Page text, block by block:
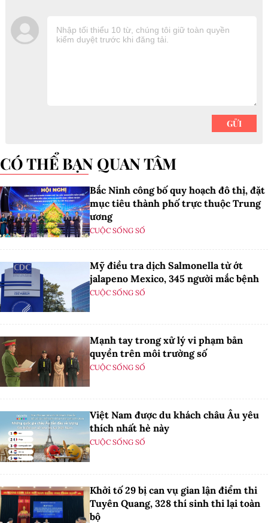
CÓ THỂ BẠN QUAN TÂM
Bắc Ninh công bố quy hoạch đô thị, đặt
mục tiêu thành phố trực thuộc Trung
ương
CUỘC SỐNG SỐ
Mỹ điều tra dịch Salmonella từ ớt
jalapeno Mexico, 345 người mắc bệnh
CUỘC SỐNG SỐ
Mạnh tay trong xử lý vi phạm bản
quyền trên môi trường số
CUỘC SỐNG SỐ
Việt Nam được du khách châu Âu yêu
thích nhất hè này
CUỘC SỐNG SỐ
Khởi tố 29 bị can vụ gian lận điểm thi
Tuyên Quang, 328 thí sinh thi lại toàn
bộ